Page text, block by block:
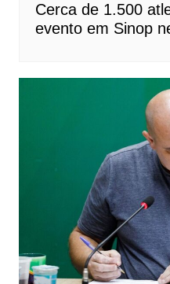
Cerca de 1.500
evento em Sinop